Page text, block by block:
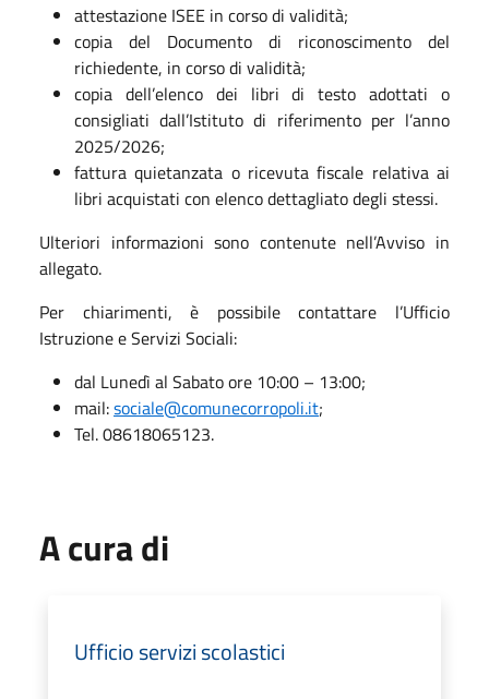
attestazione ISEE in corso di validità;
copia del Documento di riconoscimento del
richiedente, in corso di validità;
copia dell’elenco dei libri di testo adottati o
consigliati dall’Istituto di riferimento per l’anno
2025/2026;
fattura quietanzata o ricevuta fiscale relativa ai
libri acquistati con elenco dettagliato degli stessi.
Ulteriori informazioni sono contenute nell’Avviso in
allegato.
Per chiarimenti, è possibile contattare l’Ufficio
Istruzione e Servizi Sociali:
dal Lunedì al Sabato ore 10:00 – 13:00;
mail:sociale@comunecorropoli.it;
Tel. 08618065123.
A cura di
Ufficio servizi scolastici